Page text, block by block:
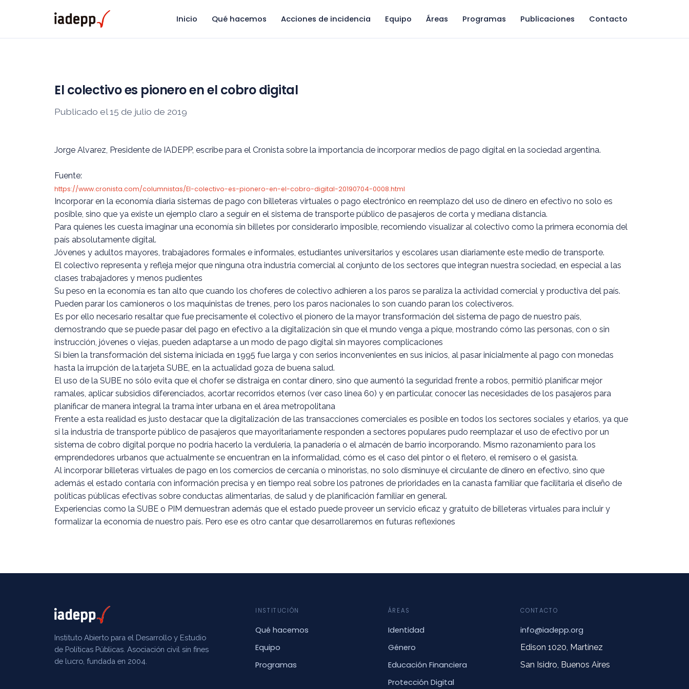
Inicio Qué hacemos Acciones de incidencia Equipo Áreas Programas Publicaciones Contacto
El colectivo es pionero en el cobro digital
Publicado el 15 de julio de 2019
Jorge Alvarez, Presidente de IADEPP, escribe para el Cronista sobre la importancia de incorporar medios de pago digital en la sociedad argentina.
Fuente:
https://www.cronista.com/columnistas/El-colectivo-es-pionero-en-el-cobro-digital-20190704-0008.html
Incorporar en la economía diaria sistemas de pago con billeteras virtuales o pago electrónico en reemplazo del uso de dinero en efectivo no solo es
posible, sino que ya existe un ejemplo claro a seguir en el sistema de transporte público de pasajeros de corta y mediana distancia.
Para quienes les cuesta imaginar una economía sin billetes por considerarlo imposible, recomiendo visualizar al colectivo como la primera economía del
país absolutamente digital.
Jóvenes y adultos mayores, trabajadores formales e informales, estudiantes universitarios y escolares usan diariamente este medio de transporte.
El colectivo representa y refleja mejor que ninguna otra industria comercial al conjunto de los sectores que integran nuestra sociedad, en especial a las
clases trabajadores y menos pudientes
Su peso en la economía es tan alto que cuando los choferes de colectivo adhieren a los paros se paraliza la actividad comercial y productiva del país.
Pueden parar los camioneros o los maquinistas de trenes, pero los paros nacionales lo son cuando paran los colectiveros.
Es por ello necesario resaltar que fue precisamente el colectivo el pionero de la mayor transformación del sistema de pago de nuestro país,
demostrando que se puede pasar del pago en efectivo a la digitalización sin que el mundo venga a pique, mostrando cómo las personas, con o sin
instrucción, jóvenes o viejas, pueden adaptarse a un modo de pago digital sin mayores complicaciones
Si bien la transformación del sistema iniciada en 1995 fue larga y con serios inconvenientes en sus inicios, al pasar inicialmente al pago con monedas
hasta la irrupción de la.tarjeta SUBE, en la actualidad goza de buena salud.
El uso de la SUBE no sólo evita que el chofer se distraiga en contar dinero, sino que aumentó la seguridad frente a robos, permitió planificar mejor
ramales, aplicar subsidios diferenciados, acortar recorridos eternos (ver caso línea 60) y en particular, conocer las necesidades de los pasajeros para
planificar de manera integral la trama inter urbana en el área metropolitana
Frente a esta realidad es justo destacar que la digitalización de las transacciones comerciales es posible en todos los sectores sociales y etarios, ya que
si la industria de transporte público de pasajeros que mayoritariamente responden a sectores populares pudo reemplazar el uso de efectivo por un
sistema de cobro digital porque no podría hacerlo la verdulería, la panadería o el almacén de barrio incorporando. Mismo razonamiento para los
emprendedores urbanos que actualmente se encuentran en la informalidad, cómo es el caso del pintor o el fletero, el remisero o el gasista.
Al incorporar billeteras virtuales de pago en los comercios de cercanía o minoristas, no solo disminuye el circulante de dinero en efectivo, sino que
además el estado contaría con información precisa y en tiempo real sobre los patrones de prioridades en la canasta familiar que facilitaria el diseño de
políticas públicas efectivas sobre conductas alimentarias, de salud y de planificación familiar en general.
Experiencias como la SUBE o PIM demuestran además que el estado puede proveer un servicio eficaz y gratuito de billeteras virtuales para incluir y
formalizar la economía de nuestro país. Pero ese es otro cantar que desarrollaremos en futuras reflexiones
Instituto Abierto para el Desarrollo y Estudio
de Políticas Públicas. Asociación civil sin fines
de lucro, fundada en 2004.
INSTITUCIÓN
Qué hacemos
Equipo
Programas
ÁREAS
Identidad
Género
Educación Financiera
Protección Digital
CONTACTO
info@iadepp.org
Edison 1020, Martínez
San Isidro, Buenos Aires